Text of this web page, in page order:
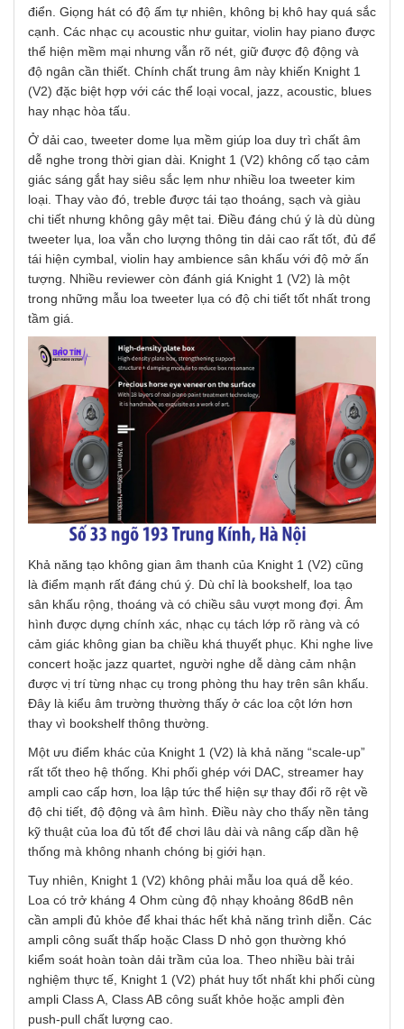
điển. Giọng hát có độ ấm tự nhiên, không bị khô hay quá sắc
cạnh. Các nhạc cụ acoustic như guitar, violin hay piano được
thể hiện mềm mại nhưng vẫn rõ nét, giữ được độ động và
độ ngân cần thiết. Chính chất trung âm này khiến Knight 1
(V2) đặc biệt hợp với các thể loại vocal, jazz, acoustic, blues
hay nhạc hòa tấu.
Ở dải cao, tweeter dome lụa mềm giúp loa duy trì chất âm
dễ nghe trong thời gian dài. Knight 1 (V2) không cố tạo cảm
giác sáng gắt hay siêu sắc lẹm như nhiều loa tweeter kim
loại. Thay vào đó, treble được tái tạo thoáng, sạch và giàu
chi tiết nhưng không gây mệt tai. Điều đáng chú ý là dù dùng
tweeter lụa, loa vẫn cho lượng thông tin dải cao rất tốt, đủ để
tái hiện cymbal, violin hay ambience sân khấu với độ mở ấn
tượng. Nhiều reviewer còn đánh giá Knight 1 (V2) là một
trong những mẫu loa tweeter lụa có độ chi tiết tốt nhất trong
tầm giá.
Khả năng tạo không gian âm thanh của Knight 1 (V2) cũng
là điểm mạnh rất đáng chú ý. Dù chỉ là bookshelf, loa tạo
sân khấu rộng, thoáng và có chiều sâu vượt mong đợi. Âm
hình được dựng chính xác, nhạc cụ tách lớp rõ ràng và có
cảm giác không gian ba chiều khá thuyết phục. Khi nghe live
concert hoặc jazz quartet, người nghe dễ dàng cảm nhận
được vị trí từng nhạc cụ trong phòng thu hay trên sân khấu.
Đây là kiểu âm trường thường thấy ở các loa cột lớn hơn
thay vì bookshelf thông thường.
Một ưu điểm khác của Knight 1 (V2) là khả năng “scale-up”
rất tốt theo hệ thống. Khi phối ghép với DAC, streamer hay
ampli cao cấp hơn, loa lập tức thể hiện sự thay đổi rõ rệt về
độ chi tiết, độ động và âm hình. Điều này cho thấy nền tảng
kỹ thuật của loa đủ tốt để chơi lâu dài và nâng cấp dần hệ
thống mà không nhanh chóng bị giới hạn.
Tuy nhiên, Knight 1 (V2) không phải mẫu loa quá dễ kéo.
Loa có trở kháng 4 Ohm cùng độ nhạy khoảng 86dB nên
cần ampli đủ khỏe để khai thác hết khả năng trình diễn. Các
ampli công suất thấp hoặc Class D nhỏ gọn thường khó
kiểm soát hoàn toàn dải trầm của loa. Theo nhiều bài trải
nghiệm thực tế, Knight 1 (V2) phát huy tốt nhất khi phối cùng
ampli Class A, Class AB công suất khỏe hoặc ampli đèn
push-pull chất lượng cao.